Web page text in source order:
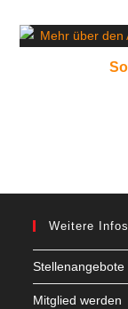
Weitere Infos
Stellenangebote
Mitglied werden